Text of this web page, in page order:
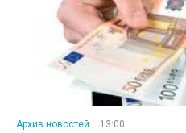
Архив новостей
13:00